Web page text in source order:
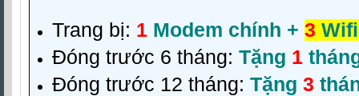
Trang bị: 1 Modem chính + 3
Đóng trước 6 tháng: Tặng 1
Đóng trước 12 tháng: Tặng 3